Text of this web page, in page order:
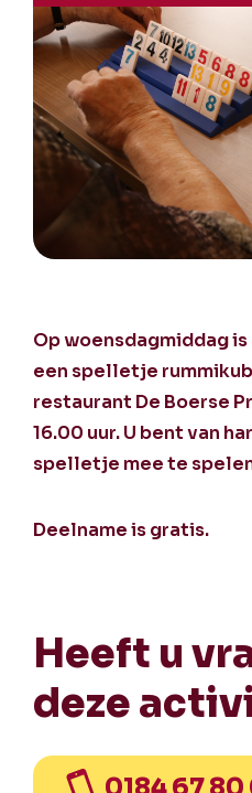
Op woensdagmiddag
een spelletje
restaurant De Boerse
16.00 uur. U bent van
spelletje mee te
Deelname is gratis.
Heeft u
deze